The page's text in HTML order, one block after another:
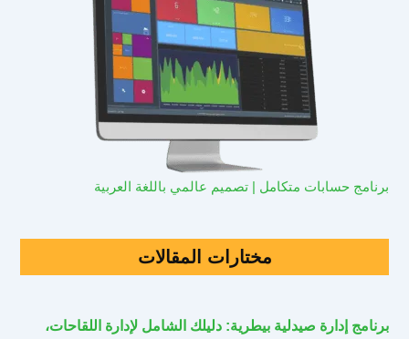
برنامج حسابات متكامل | تصميم عالمي باللغة العربية
مختارات المقالات
برنامج إدارة صيدلية بيطرية: دليلك الشامل لإدارة اللقاحات،